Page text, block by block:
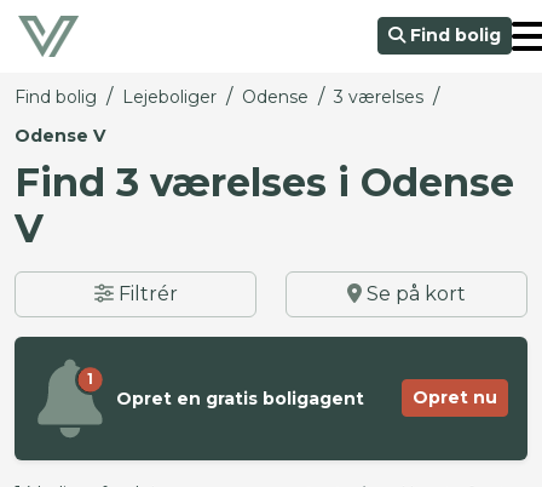
Find bolig
Find bolig / Lejeboliger / Odense / 3 værelses /
Odense V
Find 3 værelses i Odense
V
Filtrér Se på kort
1
Opret en gratis boligagent Opret nu